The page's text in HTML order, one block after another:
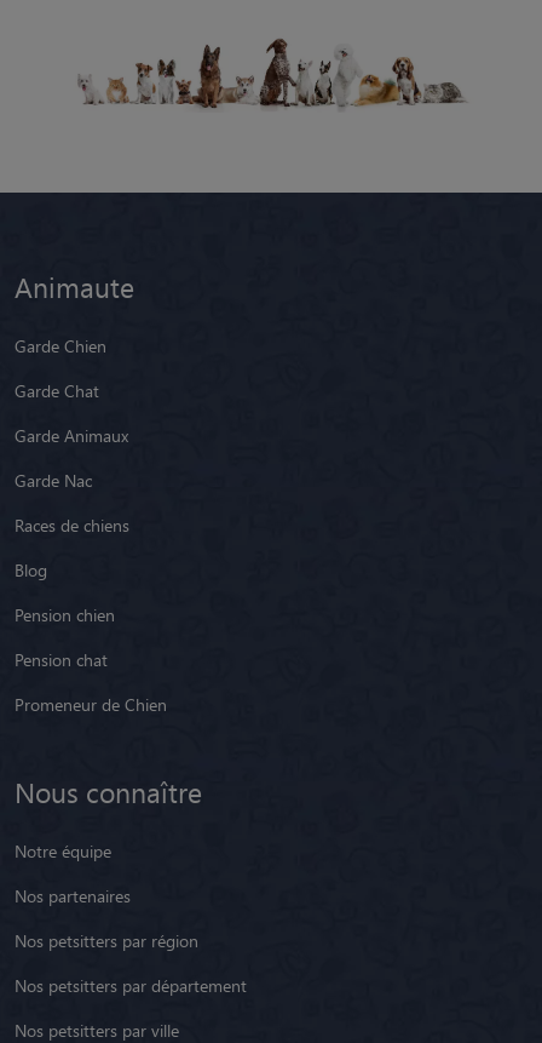
Animaute
Garde Chien
Garde Chat
Garde Animaux
Garde Nac
Races de chiens
Blog
Pension chien
Pension chat
Promeneur de Chien
Nous connaître
Notre équipe
Nos partenaires
Nos petsitters par région
Nos petsitters par département
Nos petsitters par ville